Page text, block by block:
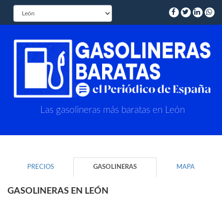
Las gasolineras más baratas en León
PRECIOS GASOLINERAS MAPA
GASOLINERAS EN LEÓN